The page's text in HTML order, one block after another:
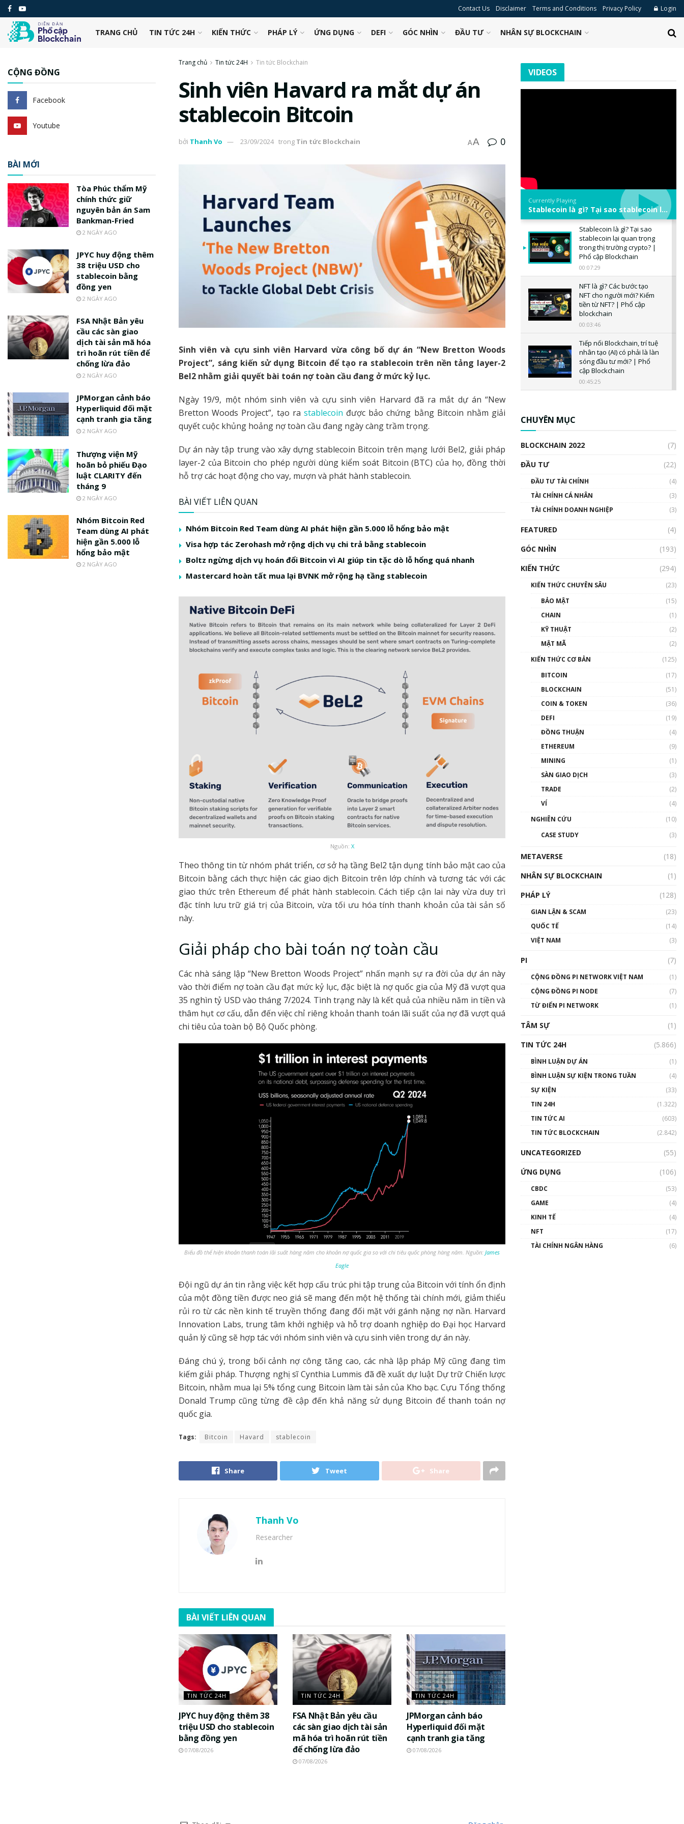
Contact Us Disclaimer Terms and Conditions Privacy Policy Login
TRANG CHỦ TIN TỨC 24H KIẾN THỨC PHÁP LÝ ỨNG DỤNG DEFI GÓC NHÌN ĐẦU TƯ NHÂN SỰ BLOCKCHAIN
Trang chủ Tin tức 24H Tin tức Blockchain
Sinh viên Havard ra mắt dự án
stablecoin Bitcoin
bởi Thanh Vo 23/09/2024 trong Tin tức Blockchain AA 0
Sinh viên và cựu sinh viên Harvard vừa công bố dự án “New Bretton Woods
Project”, sáng kiến sử dụng Bitcoin để tạo ra stablecoin trên nền tảng layer-2
Bel2 nhằm giải quyết bài toán nợ toàn cầu đang ở mức kỷ lục.
Ngày 19/9, một nhóm sinh viên và cựu sinh viên Harvard đã ra mắt dự án “New
Bretton Woods Project”, tạo ra stablecoin được bảo chứng bằng Bitcoin nhằm giải
quyết cuộc khủng hoảng nợ toàn cầu đang ngày càng trầm trọng.
Dự án này tập trung vào xây dựng stablecoin Bitcoin trên mạng lưới Bel2, giải pháp
layer-2 của Bitcoin cho phép người dùng kiểm soát Bitcoin (BTC) của họ, đồng thời
hỗ trợ các hoạt động cho vay, mượn và phát hành stablecoin.
BÀI VIẾT LIÊN QUAN
Nhóm Bitcoin Red Team dùng AI phát hiện gần 5.000 lỗ hổng bảo mật
Visa hợp tác Zerohash mở rộng dịch vụ chi trả bằng stablecoin
Boltz ngừng dịch vụ hoán đổi Bitcoin vì AI giúp tin tặc dò lỗ hổng quá nhanh
Mastercard hoàn tất mua lại BVNK mở rộng hạ tầng stablecoin
Nguồn: X
Theo thông tin từ nhóm phát triển, cơ sở hạ tầng Bel2 tận dụng tính bảo mật cao của
Bitcoin bằng cách thực hiện các giao dịch Bitcoin trên lớp chính và tương tác với các
giao thức trên Ethereum để phát hành stablecoin. Cách tiếp cận lai này vừa duy trì
đặc tính lưu trữ giá trị của Bitcoin, vừa tối ưu hóa tính thanh khoản của tài sản số
này.
Giải pháp cho bài toán nợ toàn cầu
Các nhà sáng lập “New Bretton Woods Project” nhấn mạnh sự ra đời của dự án này
vào thời điểm nợ toàn cầu đạt mức kỷ lục, đặc biệt là nợ quốc gia của Mỹ đã vượt qua
35 nghìn tỷ USD vào tháng 7/2024. Tình trạng này là kết quả của nhiều năm in tiền và
thâm hụt cơ cấu, dẫn đến việc chỉ riêng khoản thanh toán lãi suất của nợ đã vượt quá
chi tiêu của toàn bộ Bộ Quốc phòng.
Biểu đồ thể hiện khoản thanh toán lãi suất hàng năm cho khoản nợ quốc gia so với chi tiêu quốc phòng hàng năm. Nguồn: James
Eagle
Đội ngũ dự án tin rằng việc kết hợp cấu trúc phi tập trung của Bitcoin với tính ổn định
của một đồng tiền được neo giá sẽ mang đến một hệ thống tài chính mới, giảm thiểu
rủi ro từ các nền kinh tế truyền thống đang đối mặt với gánh nặng nợ nần. Harvard
Innovation Labs, trung tâm khởi nghiệp và hỗ trợ doanh nghiệp do Đại học Harvard
quản lý cũng sẽ hợp tác với nhóm sinh viên và cựu sinh viên trong dự án này.
Đáng chú ý, trong bối cảnh nợ công tăng cao, các nhà lập pháp Mỹ cũng đang tìm
kiếm giải pháp. Thượng nghị sĩ Cynthia Lummis đã đề xuất dự luật Dự trữ Chiến lược
Bitcoin, nhằm mua lại 5% tổng cung Bitcoin làm tài sản của Kho bạc. Cựu Tổng thống
Donald Trump cũng từng đề cập đến khả năng sử dụng Bitcoin để thanh toán nợ
quốc gia.
Tags: Bitcoin Havard stablecoin
Share Tweet Share
Thanh Vo
Researcher
BÀI VIẾT LIÊN QUAN
TIN TỨC 24H
JPYC huy động thêm 38
triệu USD cho stablecoin
bằng đồng yen
07/08/2026
TIN TỨC 24H
FSA Nhật Bản yêu cầu
các sàn giao dịch tài sản
mã hóa trì hoãn rút tiền
để chống lừa đảo
07/08/2026
TIN TỨC 24H
JPMorgan cảnh báo
Hyperliquid đối mặt
cạnh tranh gia tăng
07/08/2026
CỘNG ĐỒNG
Facebook
Youtube
BÀI MỚI
Tòa Phúc thẩm Mỹ
chính thức giữ
nguyên bản án Sam
Bankman-Fried
2 NGÀY AGO
JPYC huy động thêm
38 triệu USD cho
stablecoin bằng
đồng yen
2 NGÀY AGO
FSA Nhật Bản yêu
cầu các sàn giao
dịch tài sản mã hóa
trì hoãn rút tiền để
chống lừa đảo
2 NGÀY AGO
JPMorgan cảnh báo
Hyperliquid đối mặt
cạnh tranh gia tăng
2 NGÀY AGO
Thượng viện Mỹ
hoãn bỏ phiếu Đạo
luật CLARITY đến
tháng 9
2 NGÀY AGO
Nhóm Bitcoin Red
Team dùng AI phát
hiện gần 5.000 lỗ
hổng bảo mật
2 NGÀY AGO
VIDEOS
Currently Playing
Stablecoin là gì? Tại sao stablecoin lại quan trọng trong thị trường crypto? | Phổ cập Blockchain
Stablecoin là gì? Tại sao
stablecoin lại quan trọng
trong thị trường crypto? |
Phổ cập Blockchain
00:07:29
NFT là gì? Các bước tạo
NFT cho người mới? Kiếm
tiền từ NFT? | Phổ cập
blockchain
00:03:46
Tiếp nối Blockchain, trí tuệ
nhân tạo (AI) có phải là làn
sóng đầu tư mới? | Phổ
cập Blockchain
00:45:25
uptrend trong năm 2023? |
Phổ cập Blockchain
00:02:14
Nhìn lại năm 2022: Những
nhân vật ảnh hưởng nhất
hệ sinh thái tiền mã hoá |
Blockchain
Nhân sự tương lại ngành
Blockchain Việt Nam | Phổ
cập Blockchain
Blockchain đang được ứng
01:34:46
01:32:59
Talkshow17: Mùa đông
Crypto – Chiếc khăn gió ấm
01:49:30
Talkshow 14: MemeCoin –
CHUYÊN MỤC
BLOCKCHAIN 2022
(7)
ĐẦU TƯ
(22)
ĐẦU TƯ TÀI CHÍNH
(4)
TÀI CHÍNH CÁ NHÂN
(3)
TÀI CHÍNH DOANH NGHIỆP
(3)
FEATURED
(4)
GÓC NHÌN
(193)
KIẾN THỨC
(294)
KIẾN THỨC CHUYÊN SÂU
(23)
BẢO MẬT
(15)
CHAIN
(1)
KỸ THUẬT
(2)
MẬT MÃ
(2)
KIẾN THỨC CƠ BẢN
(125)
BITCOIN
(17)
BLOCKCHAIN
(51)
COIN & TOKEN
(36)
DEFI
(19)
ĐỒNG THUẬN
(4)
ETHEREUM
(9)
MINING
(1)
SÀN GIAO DỊCH
(3)
TRADE
(2)
VÍ
(4)
NGHIÊN CỨU
(10)
CASE STUDY
(3)
METAVERSE
(18)
NHÂN SỰ BLOCKCHAIN
(1)
PHÁP LÝ
(128)
GIAN LẬN & SCAM
(23)
QUỐC TẾ
(14)
VIỆT NAM
(3)
PI (7)
CỘNG ĐỒNG PI NETWORK VIỆT NAM
(1)
CỘNG ĐỒNG PI NODE
(7)
TỪ ĐIỂN PI NETWORK
(1)
TÂM SỰ
(1)
TIN TỨC 24H
(5.866)
BÌNH LUẬN DỰ ÁN
(1)
BÌNH LUẬN SỰ KIỆN TRONG TUẦN
(4)
SỰ KIỆN
(33)
TIN 24H
(1.322)
TIN TỨC AI
(603)
TIN TỨC BLOCKCHAIN
(2.842)
UNCATEGORIZED
(55)
ỨNG DỤNG
(106)
CBDC
(53)
GAME
(4)
KINH TẾ
(4)
NFT
(17)
TÀI CHÍNH NGÂN HÀNG
(6)